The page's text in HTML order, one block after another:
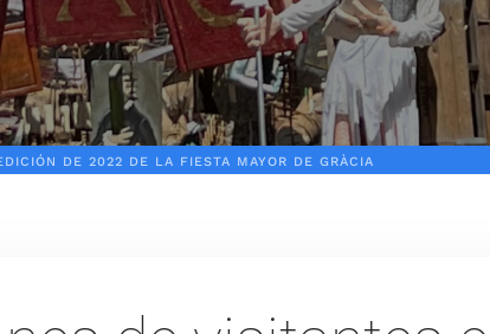
DE 2022 DE LA FIESTA MAYOR DE GRÀCIA